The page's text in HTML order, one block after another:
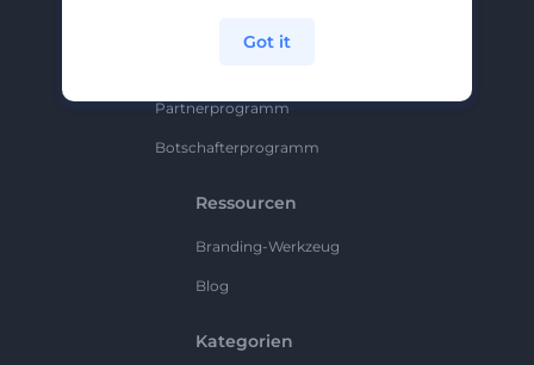
Partnerprogramm
Botschafterprogramm
Ressourcen
Branding-Werkzeug
Blog
Kategorien
Got it